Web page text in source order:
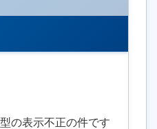
の表示不正の件です